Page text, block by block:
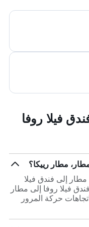
فيلا روفا
مطار رييكا؟
مطار إلى فندق فيلا
فيلا روفا إلى مطار
عن اتجاهات حركة المرور